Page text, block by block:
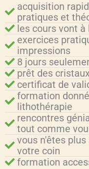
acquisition
pratiques et
les cours vont à
exercices
impressions
8 jours
prêt des
certificat de
formation
lithothérapie
rencontres
tout comme
vous n'êtes
votre coin
formation